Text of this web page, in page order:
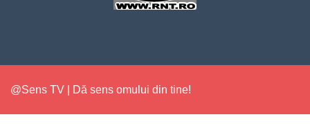
@Sens TV | Dă sens omului din tine!